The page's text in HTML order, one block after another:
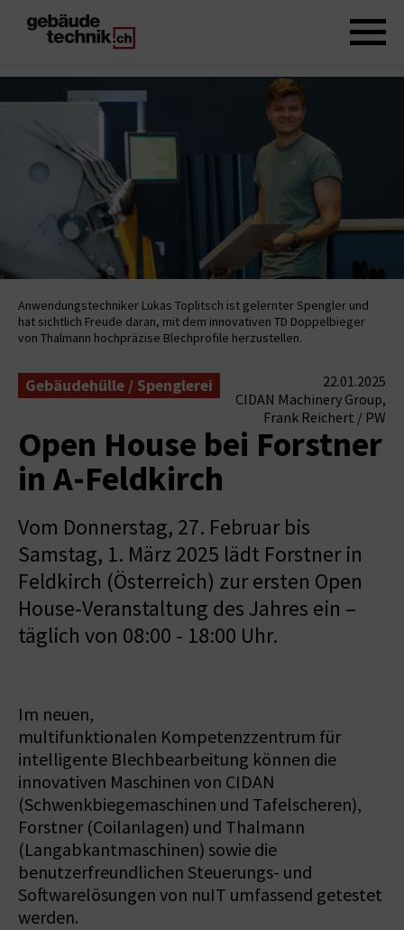
Anwendungstechniker Lukas Toplitsch ist gelernter Spengler und
hat sichtlich Freude daran, mit dem innovativen TD Doppelbieger
von Thalmann hochpräzise Blechprofile herzustellen.
Gebäudehülle / Spenglerei
22.01.2025
CIDAN Machinery Group,
Frank Reichert / PW
Open House bei Forstner
in A-Feldkirch
Vom Donnerstag, 27. Februar bis
Samstag, 1. März 2025 lädt Forstner in
Feldkirch (Österreich) zur ersten Open
House-Veranstaltung des Jahres ein –
täglich von 08:00 - 18:00 Uhr.
Im neuen,
multifunktionalen Kompetenzzentrum für
intelligente Blechbearbeitung können die
innovativen Maschinen von CIDAN
(Schwenkbiegemaschinen und Tafelscheren),
Forstner (Coilanlagen) und Thalmann
(Langabkantmaschinen) sowie die
benutzerfreundlichen Steuerungs- und
Softwarelösungen von nuIT umfassend getestet
werden.